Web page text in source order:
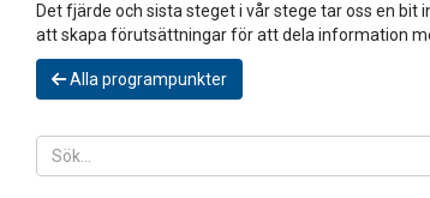
Det fjärde och sista steget i vår stege tar oss en
att skapa förutsättningar för att dela information
Alla programpunkter